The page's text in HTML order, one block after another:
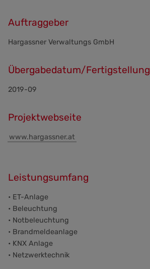
Auftraggeber
Hargassner Verwaltungs GmbH
Übergabedatum/Fertigstellung
2019-09
Projektwebseite
www.hargassner.at
Leistungsumfang
• ET-Anlage
• Beleuchtung
• Notbeleuchtung
• Brandmeldeanlage
• KNX Anlage
• Netzwerktechnik